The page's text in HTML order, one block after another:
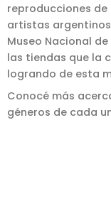
reproducciones
artistas
Museo Nacional
las tiendas que la
logrando de esta
Conocé más
géneros de cada